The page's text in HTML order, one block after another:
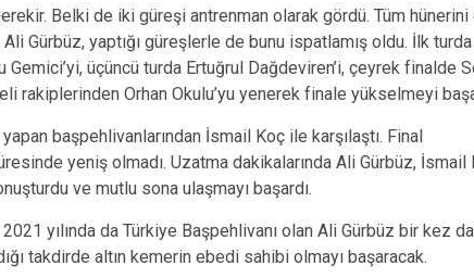
Belki de iki güreşi antrenman olarak gördü. Tüm hünerini
Ali Gürbüz, yaptığı güreşlerle de bunu ispatlamış oldu. İlk
Gemici’yi, üçüncü turda Ertuğrul Dağdeviren’i, çeyrek finalde
rakiplerinden Orhan Okulu’yu yenerek finale yükselmeyi
yapan başpehlivanlarından İsmail Koç ile karşılaştı. Final
yeniş olmadı. Uzatma dakikalarında Ali Gürbüz, İsmail
ve mutlu sona ulaşmayı başardı.
yılında da Türkiye Başpehlivanı olan Ali Gürbüz bir kez
takdirde altın kemerin ebedi sahibi olmayı başaracak.